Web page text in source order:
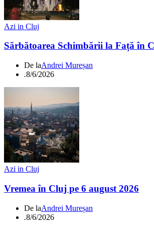
Azi in Cluj
Sărbătoarea Schimbării la Față în
De laAndrei Mureșan
.8/6/2026
Azi in Cluj
Vremea în Cluj pe 6 august 2026
De laAndrei Mureșan
.8/6/2026